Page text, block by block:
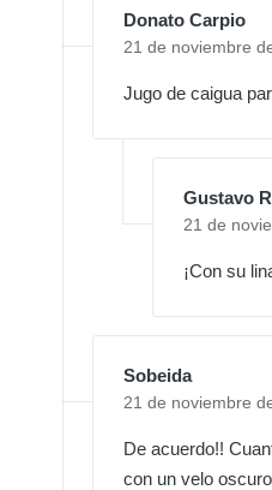
Donato Carpio
21 de noviembre
Jugo de caigua
Gustavo
21 de
¡Con su
Sobeida
21 de noviembre
De acuerdo!!
con un velo